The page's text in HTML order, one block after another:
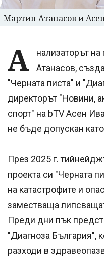
Мартин Атанасов и
А
нализаторът
Атанасов,
"Черната писта" и
директорът "Новини,
спорт" на bTV Асен
не бъде допускан
През 2025 г.
проекта си "Черната
на катастрофите и
заместваща
Преди дни пък
"Диагноза България",
разходи в